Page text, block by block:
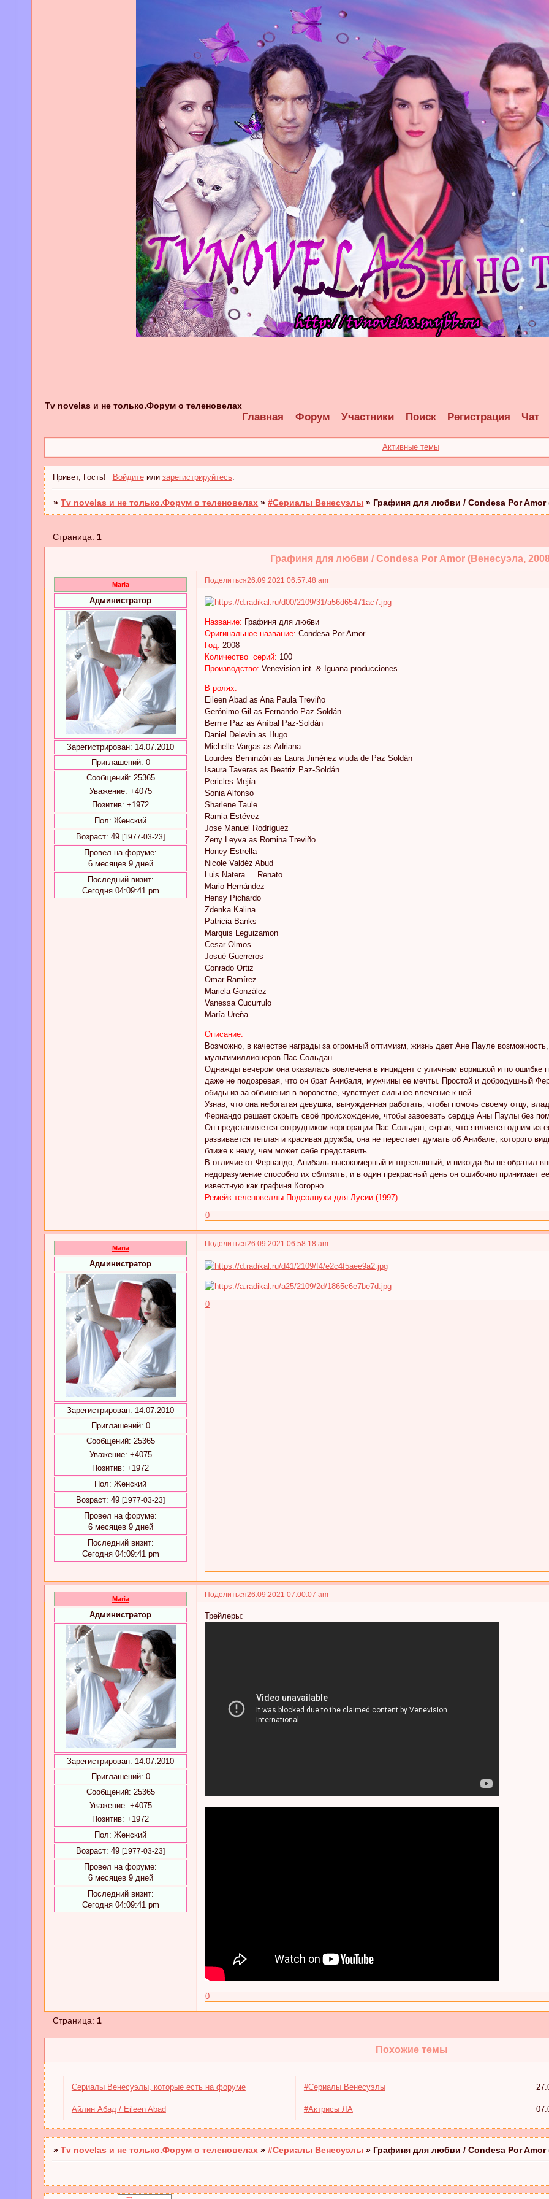
Tv novelas и не только.Форум о теленовелах
Главная Форум Участники Поиск Регистрация Чат
Активные темы
Привет, Гость! Войдитеили зарегистрируйтесь.
»Tv novelas и не только.Форум о теленовелах »#Сериалы Венесуэлы » Графиня для любви / Condesa Por Amor
Графиня для любви / Condesa Por Amor (Венесуэла,
Страница:1
Поделиться26.09.2021 06:57:48 am
Maria
Администратор
Зарегистрирован: 14.07.2010
Приглашений: 0
Сообщений: 25365
Уважение: +4075
Позитив: +1972
Пол: Женский
Возраст: 49 [1977-03-23]
Провел на форуме:
6 месяцев 9 дней
Последний визит:
Сегодня 04:09:41 pm
Название: Графиня для любви
Оригинальное название: Condesa Por Amor
Год: 2008
Количество серий: 100
Производство: Venevision int. & Iguana producciones
В ролях:
Eileen Abad as Ana Paula Treviño
Gerónimo Gil as Fernando Paz-Soldán
Bernie Paz as Aníbal Paz-Soldán
Daniel Delevin as Hugo
Michelle Vargas as Adriana
Lourdes Berninzón as Laura Jiménez viuda de Paz Soldán
Isaura Taveras as Beatriz Paz-Soldán
Pericles Mejía
Sonia Alfonso
Sharlene Taule
Ramia Estévez
Jose Manuel Rodríguez
Zeny Leyva as Romina Treviño
Honey Estrella
Nicole Valdéz Abud
Luis Natera ... Renato
Mario Hernández
Hensy Pichardo
Zdenka Kalina
Patricia Banks
Marquis Leguizamon
Cesar Olmos
Josué Guerreros
Conrado Ortiz
Omar Ramírez
Mariela González
Vanessa Cucurrulo
María Ureña
Описание:
Bозможно, в качестве награды за огромный оптимизм, жизнь дает Aне Пауле
мультимиллионеров Пас-Сольдан.
Однажды вечером она оказалась вовлечена в инцидент с уличным воришкой и по
даже не подозревая, что он брат Анибаля, мужчины ее мечты. Простой и добродушный
обиды из-за обвинения в воровстве, чувствует сильное влечение к ней.
Узнав, что она небогатая девушка, вынужденная работать, чтобы помочь своему отцу,
Фернандо решает скрыть своё происхождение, чтобы завоевать сердце Аны Паулы без
Он представляется сотрудником корпорации Пас-Сольдан, скрыв, что является одним
развивается теплая и красивая дружба, она не перестает думать об Анибале, которого
ближе к нему, чем может себе представить.
В отличие от Фернандо, Анибаль высокомерный и тщеславный, и никогда бы не обратил
недоразумение способно их сблизить, и в один прекрасный день он ошибочно принимает
известную как графиня Когорно...
Ремейк теленовеллы Подсолнухи для Лусии (1997)
0
Поделиться26.09.2021 06:58:18 am
Maria
Администратор
Зарегистрирован: 14.07.2010
Приглашений: 0
Сообщений: 25365
Уважение: +4075
Позитив: +1972
Пол: Женский
Возраст: 49 [1977-03-23]
Провел на форуме:
6 месяцев 9 дней
Последний визит:
Сегодня 04:09:41 pm
0
Поделиться26.09.2021 07:00:07 am
Maria
Администратор
Зарегистрирован: 14.07.2010
Приглашений: 0
Сообщений: 25365
Уважение: +4075
Позитив: +1972
Пол: Женский
Возраст: 49 [1977-03-23]
Провел на форуме:
6 месяцев 9 дней
Последний визит:
Сегодня 04:09:41 pm
Трейлеры:
0
Страница: 1
Похожие темы
Cериалы Венесуэлы, которые есть на форуме #Сериалы Венесуэлы
Aйлин Абад / Eileen Abad #Актрисы ЛА
»Tv novelas и не только.Форум о теленовелах »#Сериалы Венесуэлы » Графиня для любви / Condesa Por Amor